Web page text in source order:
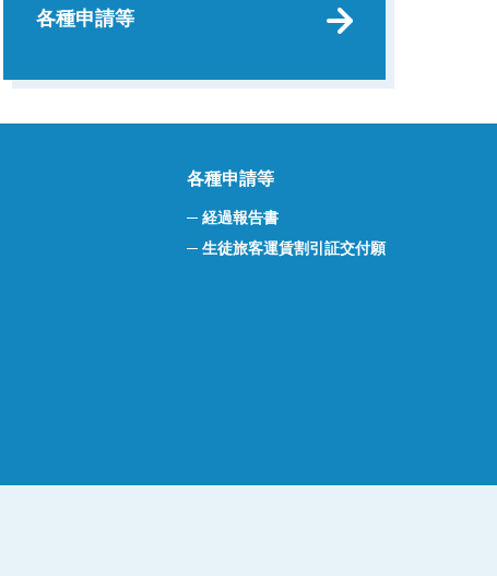
各種申請等
各種申請等
経過報告書
生徒旅客運賃割引証交付願